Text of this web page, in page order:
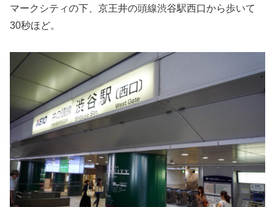
マークシティの下、京王井の頭線渋谷駅西口から歩いて
30秒ほど。